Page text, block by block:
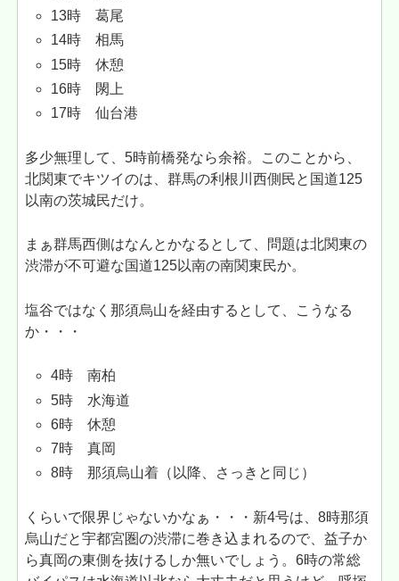
13時 葛尾
14時 相馬
15時 休憩
16時 閖上
17時 仙台港
多少無理して、5時前橋発なら余裕。このことから、
北関東でキツイのは、群馬の利根川西側民と国道125
以南の茨城民だけ。
まぁ群馬西側はなんとかなるとして、問題は北関東の
渋滞が不可避な国道125以南の南関東民か。
塩谷ではなく那須烏山を経由するとして、こうなる
か・・・
4時 南柏
5時 水海道
6時 休憩
7時 真岡
8時 那須烏山着（以降、さっきと同じ）
くらいで限界じゃないかなぁ・・・新4号は、8時那須
烏山だと宇都宮圏の渋滞に巻き込まれるので、益子か
ら真岡の東側を抜けるしか無いでしょう。6時の常総